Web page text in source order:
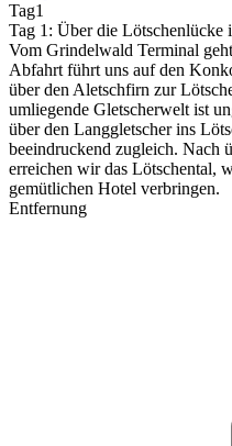
Tag1
Tag 1: Über die Lötschenlücke
Vom Grindelwald Terminal
Abfahrt führt uns auf den
über den Aletschfirn zur
umliegende Gletscherwelt ist
über den Langgletscher ins
beeindruckend zugleich. Nach
erreichen wir das Lötschental,
gemütlichen Hotel verbringen.
Entfernung